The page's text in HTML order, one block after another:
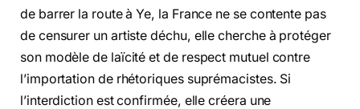
de barrer la route à Ye, la France ne se contente pas
de censurer un artiste déchu, elle cherche à protéger
son modèle de laïcité et de respect mutuel contre
l’importation de rhétoriques suprémacistes. Si
l’interdiction est confirmée, elle créera une